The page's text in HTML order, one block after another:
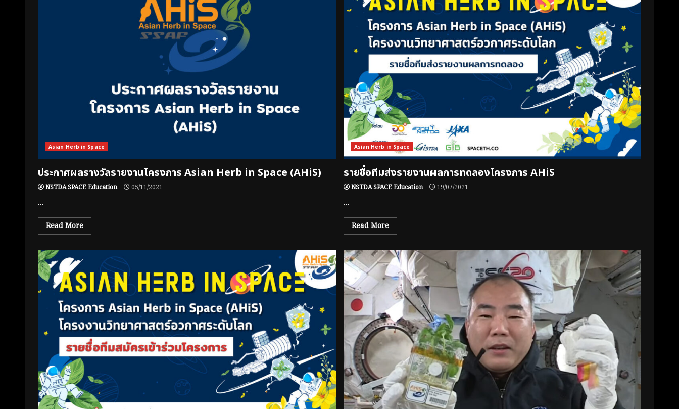
Asian Herb in Space
ประกาศผลรางวัลรายงานโครงการ Asian Herb in Space (AHiS)
NSTDA SPACE Education 05/11/2021
...
Read More
Asian Herb in Space
รายชื่อทีมส่งรายงานผลการทดลองโครงการ AHiS
NSTDA SPACE Education 19/07/2021
...
Read More